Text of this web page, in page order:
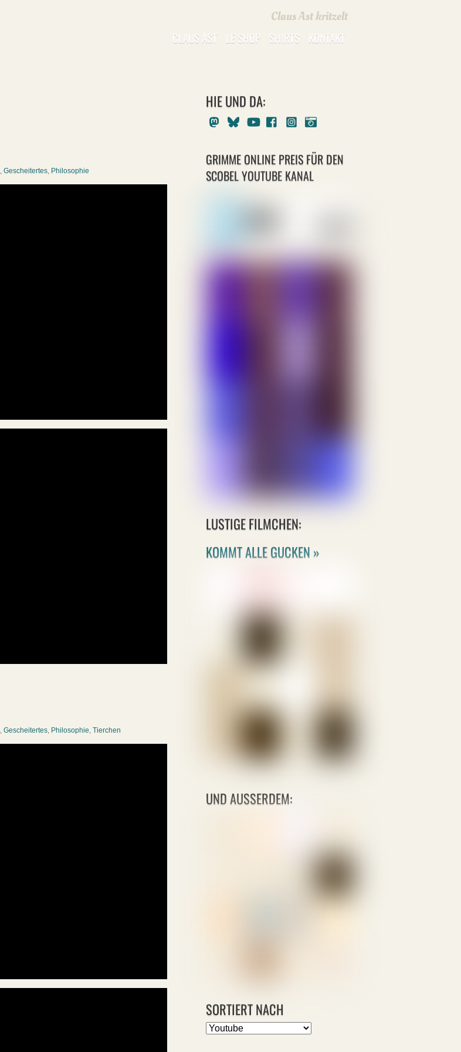
Claus Ast kritzelt
CLAUS AST LE SHOP SHIRTS KONTAKT
, Gescheitertes, Philosophie
Gescheitertes Philosophie Tierchen
HIE UND DA:
MastodonBlueskyYoutubeFacebookInstagram
GRIMME ONLINE PREIS FÜR DEN
SCOBEL YOUTUBE KANAL
LUSTIGE FILMCHEN:
KOMMT ALLE GUCKEN »
UND AUSSERDEM:
SORTIERT NACH
Sortiert